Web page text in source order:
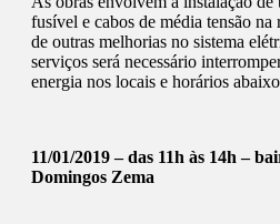
fusível e cabos de média tensão
de outras melhorias no sistema
serviços será necessário
energia nos locais e horários
11/01/2019 – das 11h às 14h –
Domingos Zema